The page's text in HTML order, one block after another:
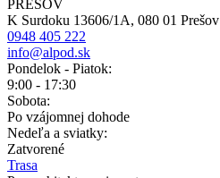
PREŠOV
K Surdoku 13606/1A, 080 01 Prešov
0948 405 222
info@alpod.sk
Pondelok - Piatok:
9:00 - 17:30
Sobota:
Po vzájomnej dohode
Nedeľa a sviatky:
Zatvorené
Trasa